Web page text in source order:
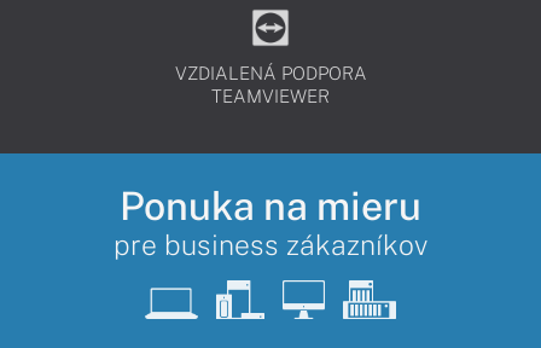
VZDIALENÁ PODPORA
TEAMVIEWER
Ponuka na mieru
pre business zákazníkov